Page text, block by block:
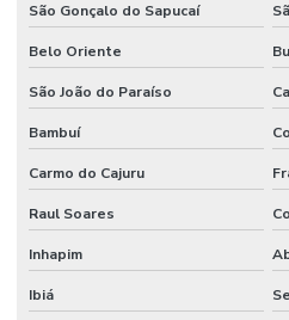
São Gonçalo do Sapucaí
Belo Oriente
São João do Paraíso
Bambuí
Carmo do Cajuru
Raul Soares
Inhapim
Ibiá